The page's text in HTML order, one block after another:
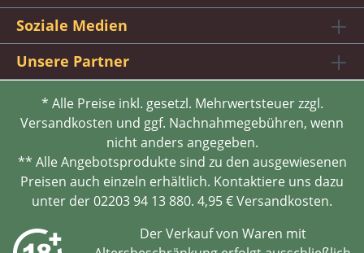
Soziale Medien
Unsere Partner
* Alle Preise inkl. gesetzl. Mehrwertsteuer zzgl.
Versandkosten und ggf. Nachnahmegebühren, wenn
nicht anders angegeben.
** Alle Angebotsprodukte sind zu den ausgewiesenen
Preisen auch einzeln erhältlich. Kontaktiere uns dazu
unter der 02203 94 13 880. 4,95 € Versandkosten.
Der Verkauf von Waren mit